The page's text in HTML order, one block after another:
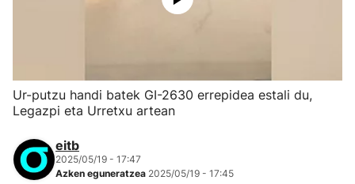
Ur-putzu handi batek GI-2630 errepidea estali du,
Legazpi eta Urretxu artean
eitb
2025/05/19 - 17:47
Azken eguneratzea 2025/05/19 - 17:45